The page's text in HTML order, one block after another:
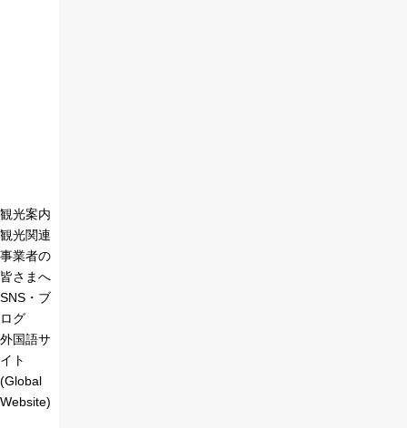
観光案内
観光関連
事業者の
皆さまへ
SNS・ブ
ログ
外国語サ
イト
(Global
Website)